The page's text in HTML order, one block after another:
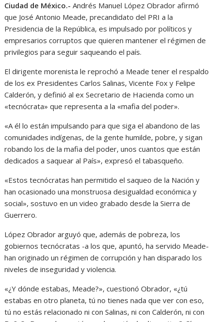
Ciudad de México.- Andrés Manuel López Obrador afirmó
que José Antonio Meade, precandidato del PRI a la
Presidencia de la República, es impulsado por políticos y
empresarios corruptos que quieren mantener el régimen de
privilegios para seguir saqueando el país.
El dirigente morenista le reprochó a Meade tener el respaldo
de los ex Presidentes Carlos Salinas, Vicente Fox y Felipe
Calderón, y definió al ex Secretario de Hacienda como un
«tecnócrata» que representa a la «mafia del poder».
«A él lo están impulsando para que siga el abandono de las
comunidades indígenas, de la gente humilde, pobre, y sigan
robando los de la mafia del poder, unos cuantos que están
dedicados a saquear al País», expresó el tabasqueño.
«Estos tecnócratas han permitido el saqueo de la Nación y
han ocasionado una monstruosa desigualdad económica y
social», sostuvo en un video grabado desde la Sierra de
Guerrero.
López Obrador arguyó que, además de pobreza, los
gobiernos tecnócratas -a los que, apuntó, ha servido Meade-
han originado un régimen de corrupción y han disparado los
niveles de inseguridad y violencia.
«¿Y dónde estabas, Meade?», cuestionó Obrador, «¿tú
estabas en otro planeta, tú no tienes nada que ver con eso,
tú no estás relacionado ni con Salinas, ni con Calderón, ni con